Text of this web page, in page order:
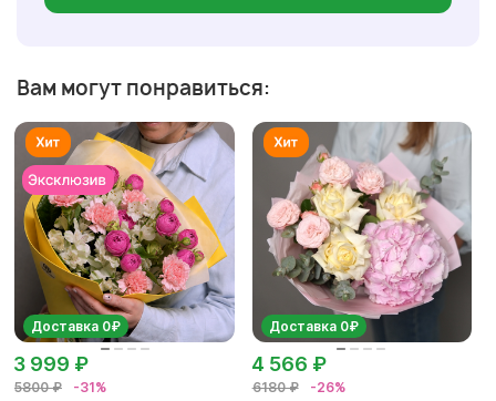
Вам могут понравиться:
Доставка 0₽
5800 ₽ -31%
3 999 ₽
Доставка 0₽
6180 ₽ -26%
4 566 ₽